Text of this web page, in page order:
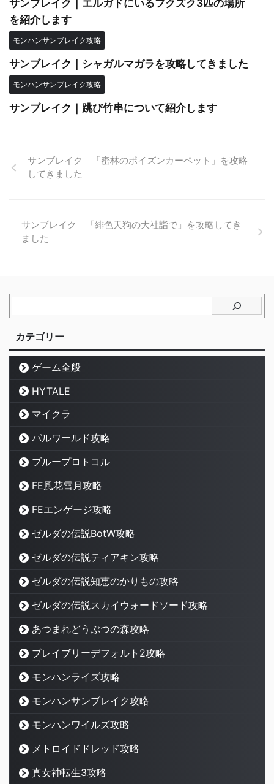
サンブレイク｜エルガドにいるフクズク3匹の場所
を紹介します
モンハンサンブレイク攻略
サンブレイク｜シャガルマガラを攻略してきました
モンハンサンブレイク攻略
サンブレイク｜跳び竹串について紹介します
サンブレイク｜「密林のポイズンカーペット」を攻略
してきました
サンブレイク｜「緋色天狗の大社詣で」を攻略してき
ました
カテゴリー
ゲーム全般
HYTALE
マイクラ
パルワールド攻略
ブループロトコル
FE風花雪月攻略
FEエンゲージ攻略
ゼルダの伝説BotW攻略
ゼルダの伝説ティアキン攻略
ゼルダの伝説知恵のかりもの攻略
ゼルダの伝説スカイウォードソード攻略
あつまれどうぶつの森攻略
ブレイブリーデフォルト2攻略
モンハンライズ攻略
モンハンサンブレイク攻略
モンハンワイルズ攻略
メトロイドドレッド攻略
真女神転生3攻略